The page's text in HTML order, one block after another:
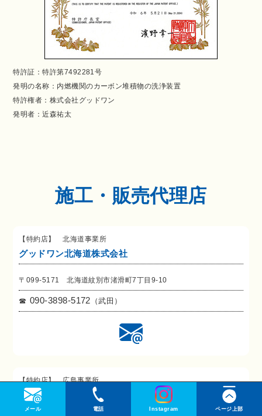
特許証：特許第7492281号
発明の名称：内燃機関のカーボン堆積物の洗浄装置
特許権者：株式会社グッドワン
発明者：近森祐太
施工・販売代理店
【特約店】 北海道事業所
グッドワン北海道株式会社
〒099-5171 北海道紋別市渚滑町7丁目9-10
090-3898-5172 （武田）
【特約店】 広島事業所
グッドワンウエストジャパン
メール 電話 Instagram ページ上部